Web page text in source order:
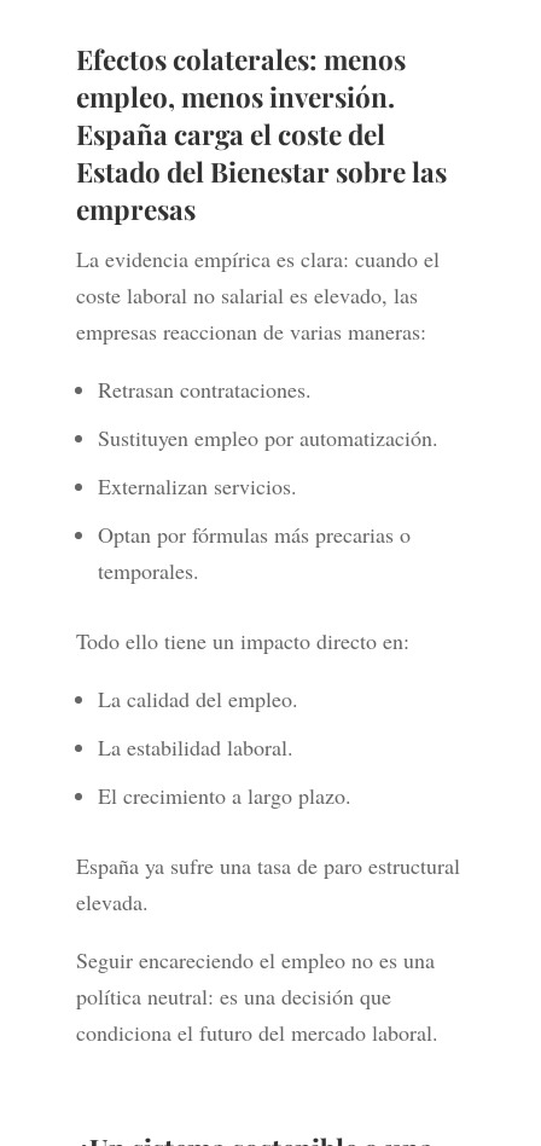
Efectos colaterales: menos
empleo, menos inversión.
España carga el coste del
Estado del Bienestar sobre las
empresas
La evidencia empírica es clara: cuando el
coste laboral no salarial es elevado, las
empresas reaccionan de varias maneras:
Retrasan contrataciones.
Sustituyen empleo por automatización.
Externalizan servicios.
Optan por fórmulas más precarias o
temporales.
Todo ello tiene un impacto directo en:
La calidad del empleo.
La estabilidad laboral.
El crecimiento a largo plazo.
España ya sufre una tasa de paro estructural
elevada.
Seguir encareciendo el empleo no es una
política neutral: es una decisión que
condiciona el futuro del mercado laboral.